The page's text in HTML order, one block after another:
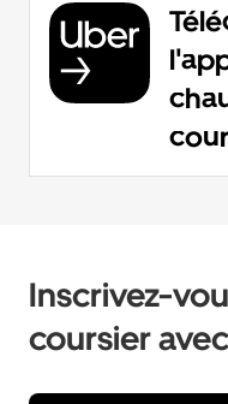
Inscrivez-
coursier